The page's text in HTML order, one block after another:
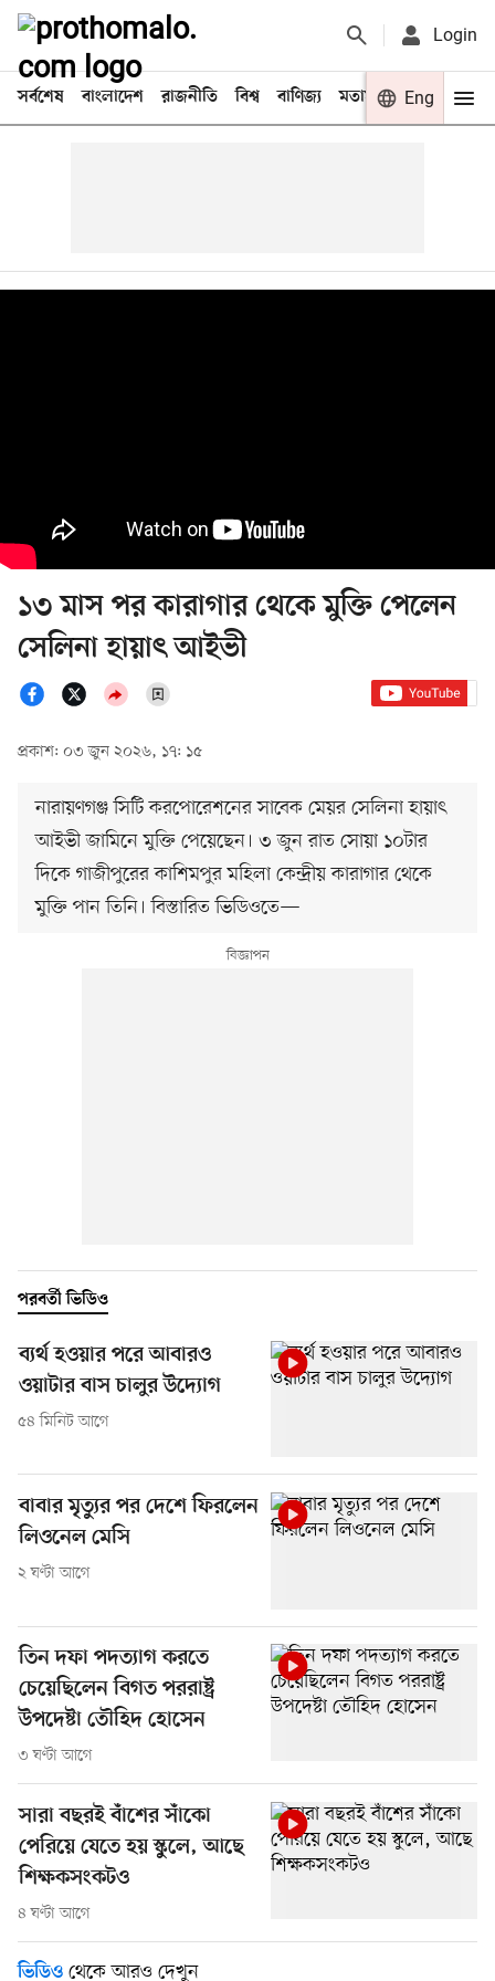
Login
সর্বশেষ বাংলাদেশ রাজনীতি বিশ্ব বাণিজ্য মতামত খেলা
Eng
১৩ মাস পর কারাগার থেকে মুক্তি পেলেন
সেলিনা হায়াৎ আইভী
প্রকাশ: ০৩ জুন ২০২৬, ১৭: ১৫
নারায়ণগঞ্জ সিটি করপোরেশনের সাবেক মেয়র সেলিনা হায়াৎ
আইভী জামিনে মুক্তি পেয়েছেন। ৩ জুন রাত সোয়া ১০টার
দিকে গাজীপুরের কাশিমপুর মহিলা কেন্দ্রীয় কারাগার থেকে
মুক্তি পান তিনি। বিস্তারিত ভিডিওতে—
পরবর্তী ভিডিও
ব্যর্থ হওয়ার পরে আবারও
ওয়াটার বাস চালুর উদ্যোগ
৫৪ মিনিট আগে
বাবার মৃত্যুর পর দেশে ফিরলেন
লিওনেল মেসি
২ ঘণ্টা আগে
তিন দফা পদত্যাগ করতে
চেয়েছিলেন বিগত পররাষ্ট্র
উপদেষ্টা তৌহিদ হোসেন
৩ ঘণ্টা আগে
সারা বছরই বাঁশের সাঁকো
পেরিয়ে যেতে হয় স্কুলে, আছে
শিক্ষকসংকটও
৪ ঘণ্টা আগে
ভিডিও থেকে আরও দেখুন